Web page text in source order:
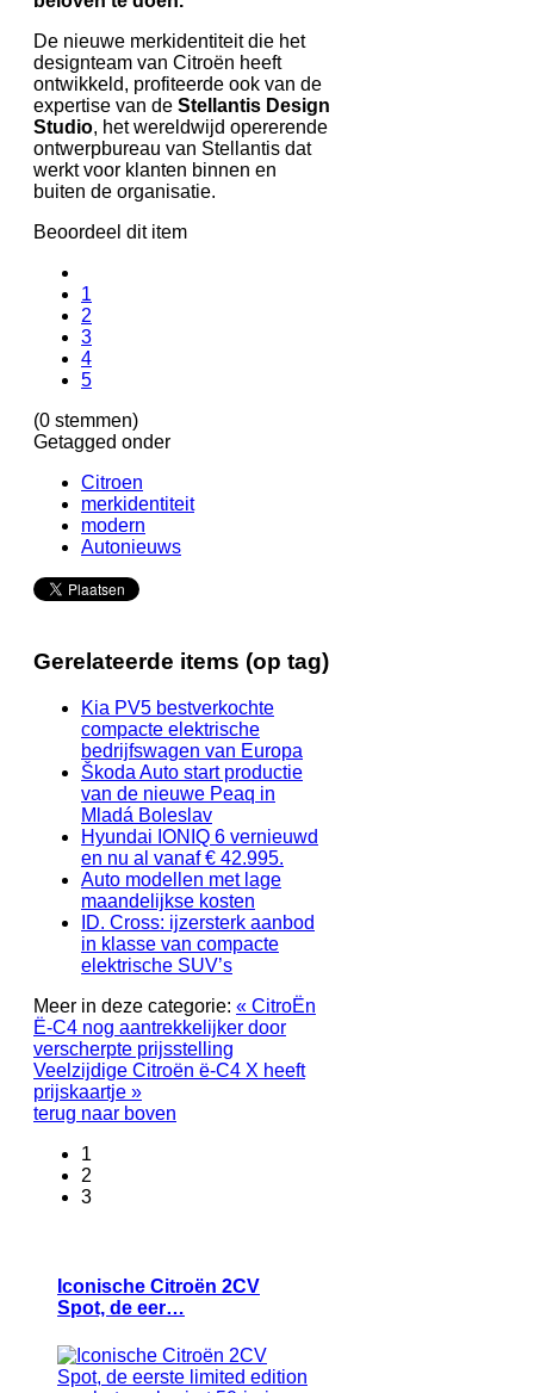
De nieuwe merkidentiteit die het
designteam van Citroën heeft
ontwikkeld, profiteerde ook van de
expertise van de Stellantis Design
Studio, het wereldwijd opererende
ontwerpbureau van Stellantis dat
werkt voor klanten binnen en
buiten de organisatie.
Beoordeel dit item
1
2
3
4
5
(0 stemmen)
Getagged onder
Citroen
merkidentiteit
modern
Autonieuws
Gerelateerde items (op tag)
Kia PV5 bestverkochte
compacte elektrische
bedrijfswagen van Europa
Škoda Auto start productie
van de nieuwe Peaq in
Mladá Boleslav
Hyundai IONIQ 6 vernieuwd
en nu al vanaf € 42.995.
Auto modellen met lage
maandelijkse kosten
ID. Cross: ijzersterk aanbod
in klasse van compacte
elektrische SUV’s
Meer in deze categorie: « CitroËn
Ë-C4 nog aantrekkelijker door
verscherpte prijsstelling
Veelzijdige Citroën ë-C4 X heeft
prijskaartje »
terug naar boven
1
2
3
Iconische Citroën 2CV
Spot, de eer…